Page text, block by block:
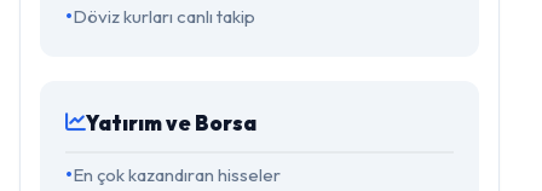
Döviz kurları canlı takip
Yatırım ve Borsa
En çok kazandıran hisseler